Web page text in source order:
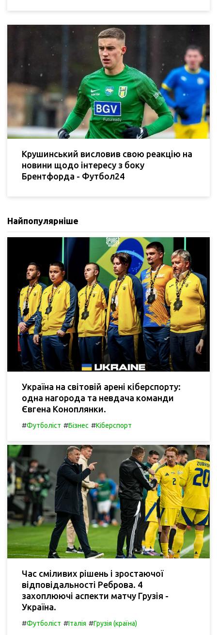
Крушинський висловив свою реакцію на
новини щодо інтересу з боку
Брентфорда - Футбол24
Найпопулярніше
Україна на світовій арені кіберспорту:
одна нагорода та невдача команди
Євгена Коноплянки.
#Футболіст #Бізнес #Кіберспорт
Час сміливих рішень і зростаючої
відповідальності Реброва. 4
захоплюючі аспекти матчу Грузія -
Україна.
#Футболіст #Італія #Грузія (країна)